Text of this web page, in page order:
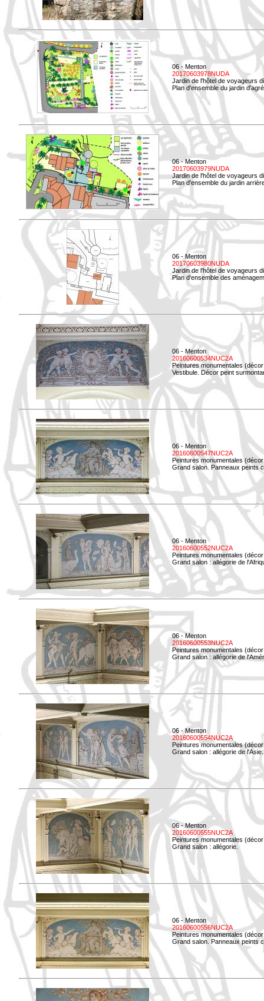
06 - Menton
20170603978NUDA
Jardin de l'hôtel de voyageurs
Plan d'ensemble du jardin
06 - Menton
20170603979NUDA
Jardin de l'hôtel de voyageurs
Plan d'ensemble du jardin
06 - Menton
20170603980NUDA
Jardin de l'hôtel de voyageurs
Plan d'ensemble des
06 - Menton
20160600534NUC2A
Peintures monumentales
Vestibule. Décor peint
06 - Menton
20160600547NUC2A
Peintures monumentales
Grand salon. Panneaux peints
06 - Menton
20160600552NUC2A
Peintures monumentales
Grand salon : allégorie de
06 - Menton
20160600553NUC2A
Peintures monumentales
Grand salon : allégorie de
06 - Menton
20160600554NUC2A
Peintures monumentales
Grand salon : allégorie de l'Asie.
06 - Menton
20160600555NUC2A
Peintures monumentales
Grand salon : allégorie.
06 - Menton
20160600556NUC2A
Peintures monumentales
Grand salon. Panneaux peints